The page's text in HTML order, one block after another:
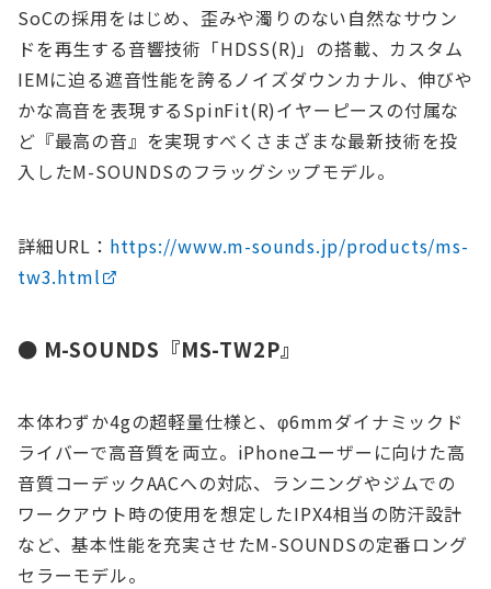
SoCの採用をはじめ、歪みや濁りのない⾃然なサウン
ドを再⽣する⾳響技術「HDSS(R)」の搭載、カスタム
IEMに迫る遮⾳性能を誇るノイズダウンカナル、伸びや
かな⾼⾳を表現するSpinFit(R)イヤーピースの付属な
ど『最⾼の⾳』を実現すべくさまざまな最新技術を投
⼊したM-SOUNDSのフラッグシップモデル。
詳細URL： https://www.m-sounds.jp/products/ms-
tw3.html
● M-SOUNDS『MS-TW2P』
本体わずか4gの超軽量仕様と、φ6mmダイナミックド
ライバーで高音質を両立。iPhoneユーザーに向けた高
音質コーデックAACへの対応、ランニングやジムでの
ワークアウト時の使用を想定したIPX4相当の防汗設計
など、基本性能を充実させたM-SOUNDSの定番ロング
セラーモデル。